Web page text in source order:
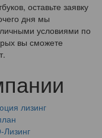
оставьте заявку
дня мы
условиями по
вы сможете
лизинг